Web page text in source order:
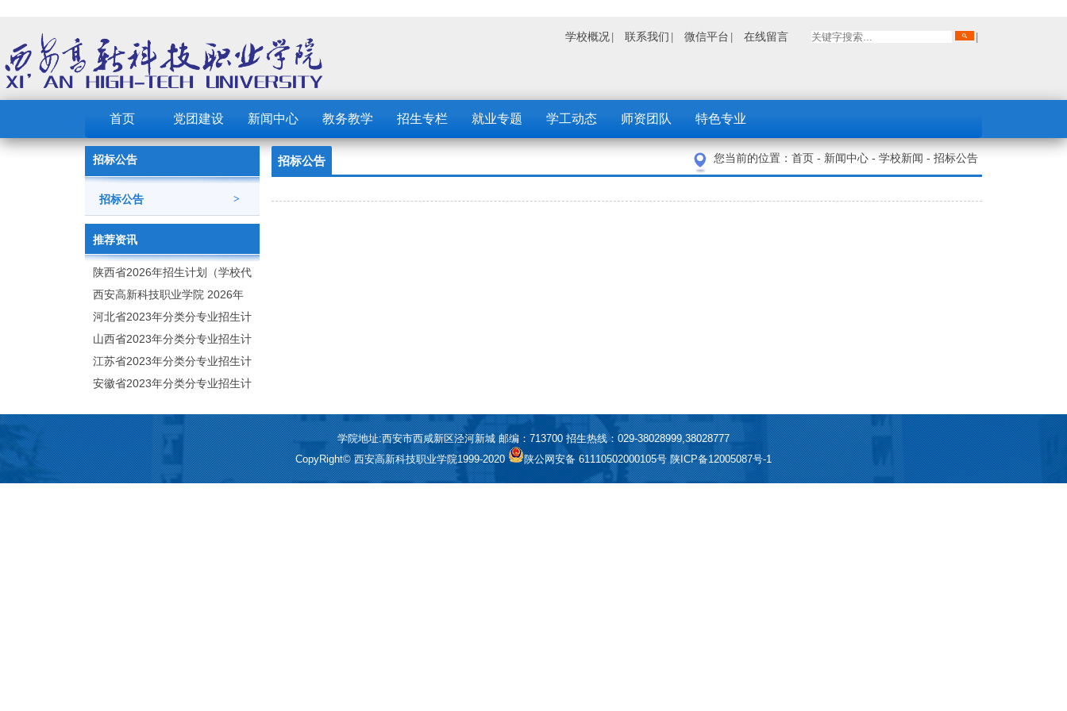
学校概况 联系我们 微信平台 在线留言
首页 党团建设 新闻中心 教务教学 招生专栏 就业专题 学工动态 师资团队 特色专业
招标公告
>
招标公告
推荐资讯
陕西省2026年招生计划（学校代
码：8103）
西安高新科技职业学院 2026年
招生章程
河北省2023年分类分专业招生计
划（院校代号：1889）
山西省2023年分类分专业招生计
划（院校代号：5560）
江苏省2023年分类分专业招生计
划（院校代号：8931）
安徽省2023年分类分专业招生计
招标公告 您当前的位置： 首页 - 新闻中心 - 学校新闻 - 招标公告
学院地址:西安市西咸新区泾河新城 邮编：713700 招生热线：029-38028999,38028777
CopyRight© 西安高新科技职业学院1999-2020
陕公网安备 61110502000105号陕ICP备12005087号-1